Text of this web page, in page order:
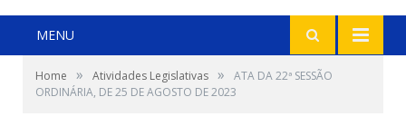
MENU
Home » Atividades Legislativas »
ATA DA 22ª SESSÃO
ORDINÁRIA, DE 25 DE AGOSTO DE 2023